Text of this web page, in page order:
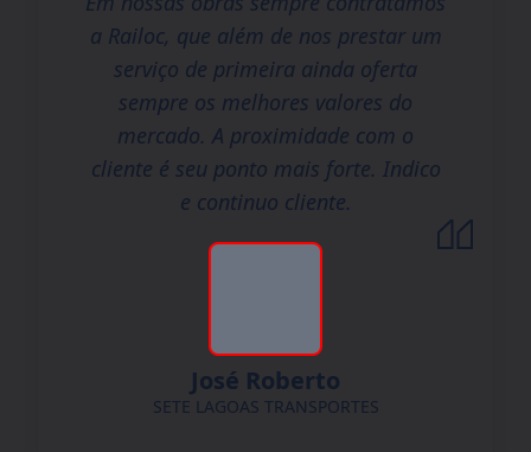
a Railoc, que além de nos prestar um
serviço de primeira ainda oferta
sempre os melhores valores do
mercado. A proximidade com o
cliente é seu ponto mais forte. Indico
e continuo cliente.
José Roberto
SETE LAGOAS TRANSPORTES